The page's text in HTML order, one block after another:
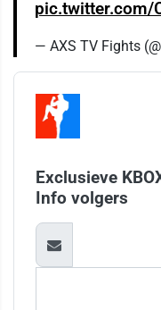
pic.twitter.com/
— AXS TV Fights
Exclusieve
Info volgers